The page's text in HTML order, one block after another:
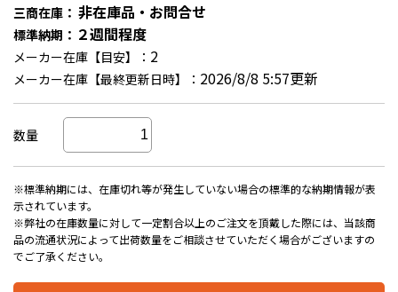
三商在庫： 非在庫品・お問合せ
標準納期： ２週間程度
メーカー在庫【目安】： 2
メーカー在庫【最終更新日時】： 2026/8/8 5:57更新
数量
※標準納期には、在庫切れ等が発生していない場合の標準的な納期情報が表
示されています。
※弊社の在庫数量に対して一定割合以上のご注文を頂戴した際には、当該商
品の流通状況によって出荷数量をご相談させていただく場合がございますの
でご了承ください。